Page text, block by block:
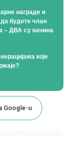
награде и
будете члан
– ДВА су начина
које
Google-u